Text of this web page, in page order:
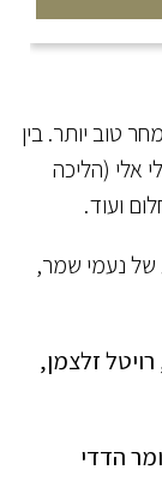
טוב יותר. בין
אלי (הליכה
ועוד.
של נעמי שמר,
זלצמן,
הדדי